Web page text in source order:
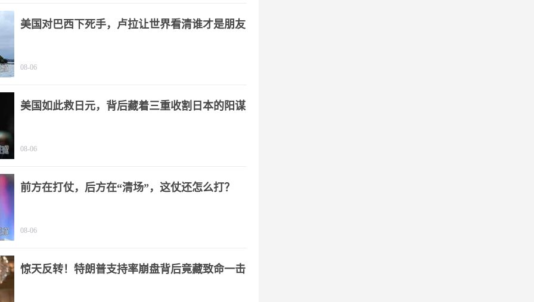
美国对巴西下死手，卢拉让世界看清谁才是朋友
08-06
美国如此救日元，背后藏着三重收割日本的阳谋
08-06
前方在打仗，后方在“清场”，这仗还怎么打？
08-06
惊天反转！特朗普支持率崩盘背后竟藏致命一击